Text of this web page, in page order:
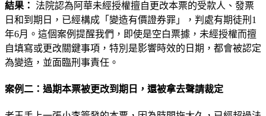
結果： 法院認為阿華未經授權擅自更改本票的受款人、發票
日和到期日，已經構成「變造有價證券罪」，判處有期徒刑1
年6月。這個案例提醒我們，即使是空白票據，未經授權而擅
自填寫或更改關鍵事項，特別是影響時效的日期，都會被認定
為變造，並面臨刑事責任。
案例二：過期本票被更改到期日，還被拿去聲請裁定